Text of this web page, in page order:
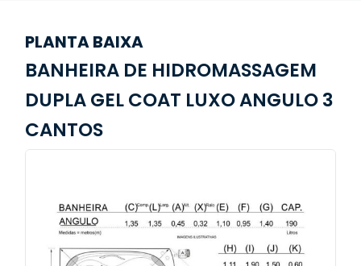
PLANTA BAIXA
BANHEIRA DE HIDROMASSAGEM
DUPLA GEL COAT LUXO ANGULO 3
CANTOS